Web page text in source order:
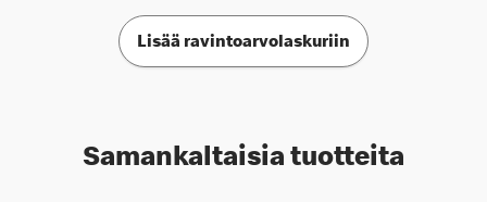
Lisää ravintoarvolaskuriin
Samankaltaisia tuotteita